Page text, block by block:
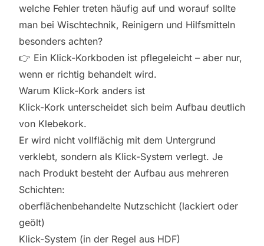
welche Fehler treten häufig auf und worauf sollte
man bei Wischtechnik, Reinigern und Hilfsmitteln
besonders achten?
👉 Ein Klick-Korkboden ist pflegeleicht – aber nur,
wenn er richtig behandelt wird.
Warum Klick-Kork anders ist
Klick-Kork unterscheidet sich beim Aufbau deutlich
von Klebekork.
Er wird nicht vollflächig mit dem Untergrund
verklebt, sondern als Klick-System verlegt. Je
nach Produkt besteht der Aufbau aus mehreren
Schichten:
oberflächenbehandelte Nutzschicht (lackiert oder
geölt)
Klick-System (in der Regel aus HDF)